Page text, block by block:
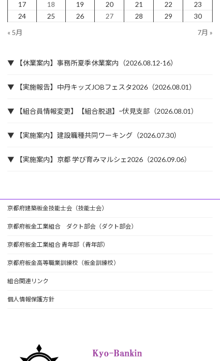
17
18 19 20 21 22
23
24
25 26 27 28 29
30
« 5月
7月 »
▼ 【休業案内】事務所夏季休業案内（2026.08.12-16）
▼ 【実施報告】中丹キッズJOBフェスタ2026（2026.08.01）
▼ 【組合員情報変更】【組合脱退】ｰ伏見支部（2026.08.01）
▼ 【実施案内】建設職種共同ワーキング（2026.07.30）
▼ 【実施案内】京都 学び育みマルシェ2026（2026.09.06）
京都府建築板金技能士会（技能士会）
京都府板金工業組合 ダクト部会（ダクト部会）
京都府板金工業組合 青年部（青年部）
京都府板金高等職業訓練校（板金訓練校）
組合関連リンク
個人情報保護方針